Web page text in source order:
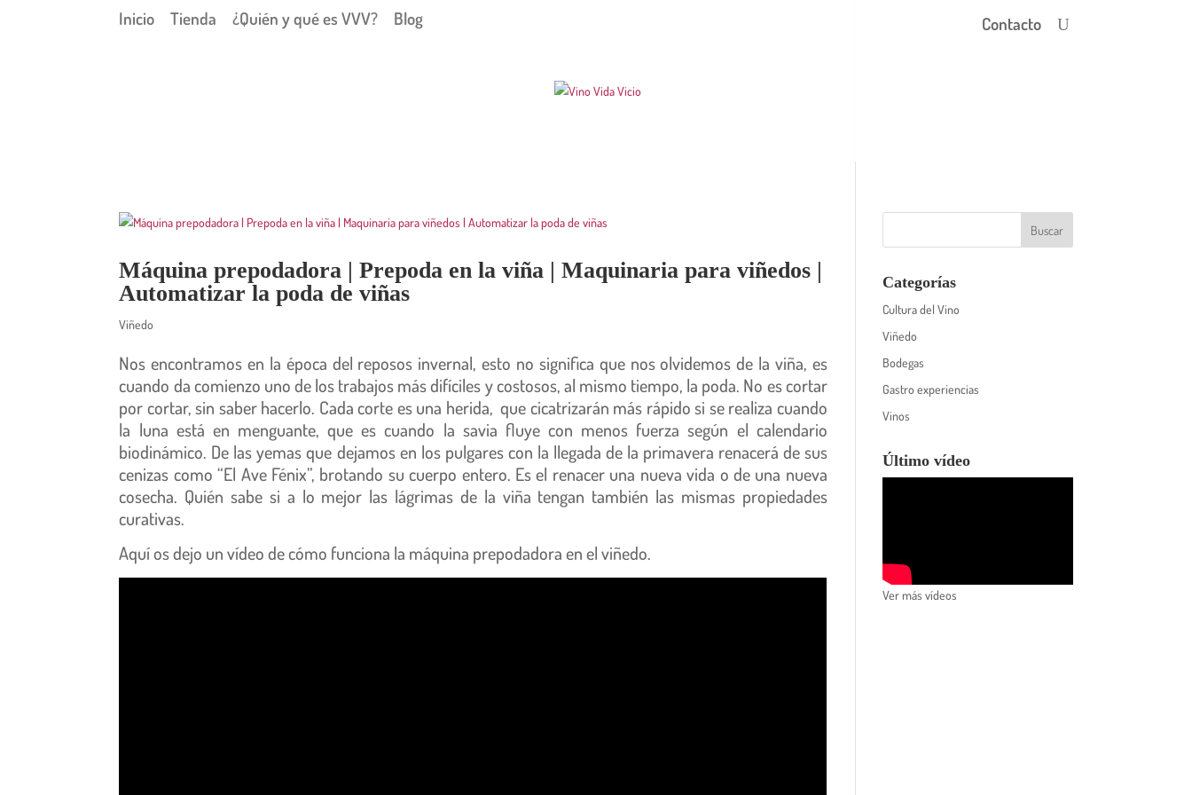
Inicio Tienda ¿Quién y qué es VVV? Blog Contacto
Máquina prepodadora | Prepoda en la viña | Maquinaria para viñedos |
Automatizar la poda de viñas
Viñedo
Nos encontramos en la época del reposos invernal, esto no significa que nos olvidemos de la viña, es
cuando da comienzo uno de los trabajos más difíciles y costosos, al mismo tiempo, la poda. No es cortar
por cortar, sin saber hacerlo. Cada corte es una herida, que cicatrizarán más rápido si se realiza cuando
la luna está en menguante, que es cuando la savia fluye con menos fuerza según el calendario
biodinámico. De las yemas que dejamos en los pulgares con la llegada de la primavera renacerá de sus
cenizas como “El Ave Fénix”, brotando su cuerpo entero. Es el renacer una nueva vida o de una nueva
cosecha. Quién sabe si a lo mejor las lágrimas de la viña tengan también las mismas propiedades
curativas.
Aquí os dejo un vídeo de cómo funciona la máquina prepodadora en el viñedo.
Categorías
Cultura del Vino
Viñedo
Bodegas
Gastro experiencias
Vinos
Último vídeo
Ver más vídeos